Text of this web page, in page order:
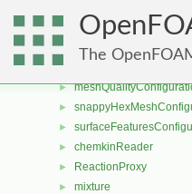
The
► caseFileConfiguration
► meshingSurface
►
►
►
►
► chemkinReader
► ReactionProxy
► mixture